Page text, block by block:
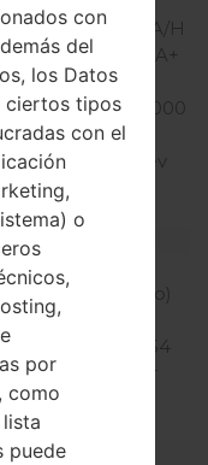
UMTS/HSUPA/H
HSDPA/HSDPA+
HSDPA
CDMA2000
1xEv-DO/
1xEv-DO Rev
1xEv-DO
(~70.1%
pantalla-cuerpo)
2560 píxeles (~554
de píxeles por
con
del
los Datos
ciertos tipos
con el
o
por
como
puede